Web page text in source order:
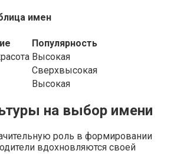
имен
Популярность
Высокая
Сверхвысокая
Высокая
на выбор имени
роль в формировании
вдохновляются своей